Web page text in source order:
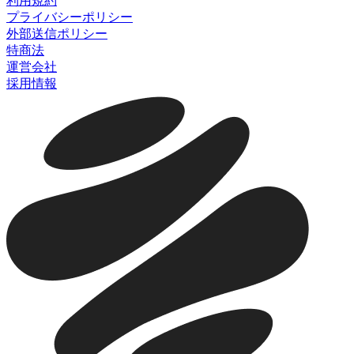
プライバシーポリシー
外部送信ポリシー
特商法
運営会社
採用情報